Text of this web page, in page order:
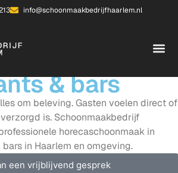
info@schoonmaakbedrijfhaarlem.nl
in
voor cafés,
& bars
om beleving. Gasten voelen direct of
is. Schoonmaakbedrijf
horecaschoonmaak in
in Haarlem en omgeving.
een vrijblijvend gesprek